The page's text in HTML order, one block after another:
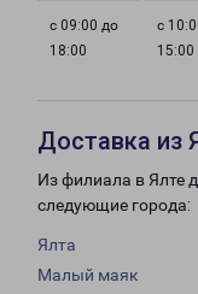
с 09:00 до
18:00
с
15:00
Доставка из
Из филиала в Ялте
следующие города:
Ялта
Малый маяк